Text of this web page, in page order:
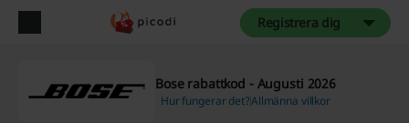
Registrera dig
Bose rabattkod - Augusti 2026
Hur fungerar det?Allmänna villkor